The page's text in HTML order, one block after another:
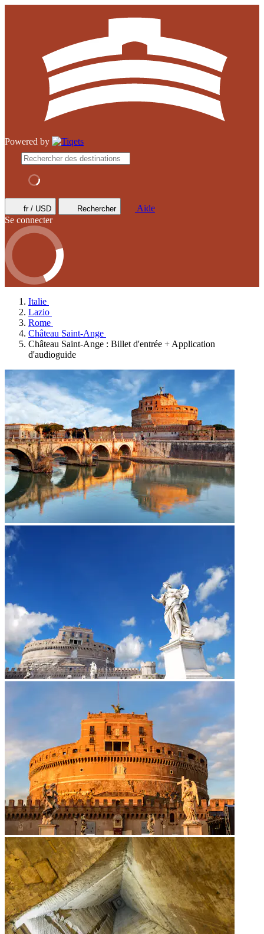
Powered by
fr / USD Rechercher
Aide
Se connecter
Italie
Lazio
Rome
Château Saint-Ange
Château Saint-Ange : Billet d'entrée + Application
d'audioguide